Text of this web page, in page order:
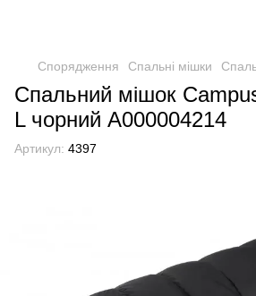
Спорядження Спальні мішки
Cпальний мішок
L чорний А000004214
Артикул: 4397